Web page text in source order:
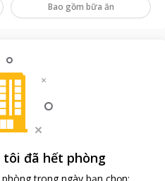
Bao gồm bữa ăn
tôi đã hết phòng